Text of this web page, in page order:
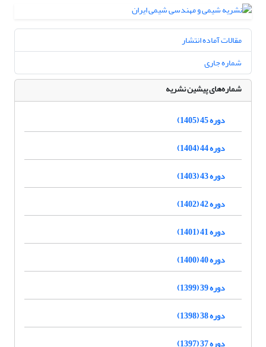
مقالات آماده انتشار
شماره جاری
شماره‌های پیشین نشریه
دوره 45 (1405)
دوره 44 (1404)
دوره 43 (1403)
دوره 42 (1402)
دوره 41 (1401)
دوره 40 (1400)
دوره 39 (1399)
دوره 38 (1398)
دوره 37 (1397)